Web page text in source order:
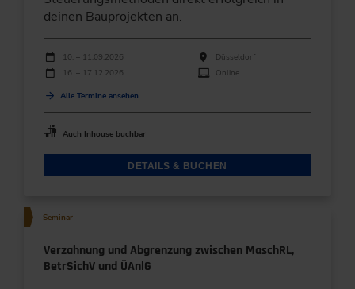
deinen Bauprojekten an.
Durchführungen
Veranstaltungsdatum
10. – 11.09.2026
Düsseldorf
16. – 17.12.2026
Online
Alle Termine ansehen
Auch Inhouse buchbar
DETAILS & BUCHEN
Seminar
Verzahnung und Abgrenzung zwischen MaschRL,
BetrSichV und ÜAnlG